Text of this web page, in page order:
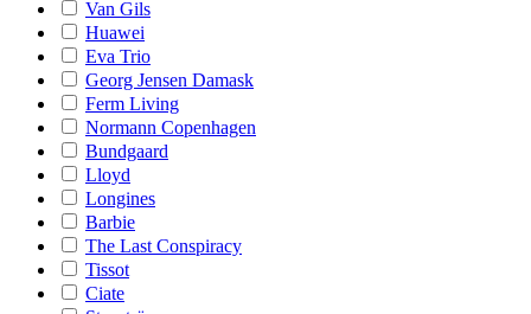
Van Gils
Huawei
Eva Trio
Georg Jensen Damask
Ferm Living
Normann Copenhagen
Bundgaard
Lloyd
Longines
Barbie
The Last Conspiracy
Tissot
Ciate